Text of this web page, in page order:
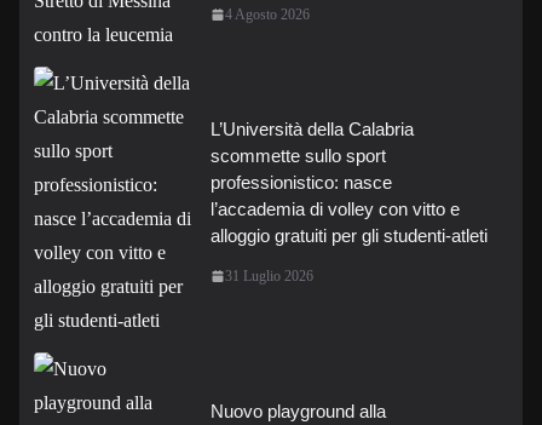
4 Agosto 2026
L’Università della Calabria
scommette sullo sport
professionistico: nasce
l’accademia di volley con vitto e
alloggio gratuiti per gli studenti-atleti
31 Luglio 2026
Nuovo playground alla